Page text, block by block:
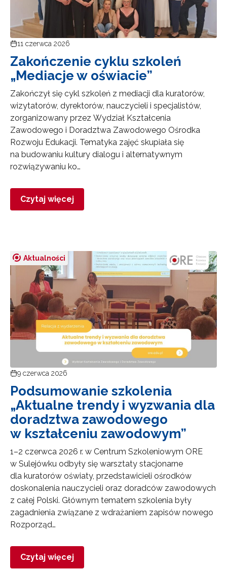
11 czerwca 2026
Zakończenie cyklu szkoleń
„Mediacje w oświacie”
Zakończył się cykl szkoleń z mediacji dla kuratorów,
wizytatorów, dyrektorów, nauczycieli i specjalistów,
zorganizowany przez Wydział Kształcenia
Zawodowego i Doradztwa Zawodowego Ośrodka
Rozwoju Edukacji. Tematyka zajęć skupiała się
na budowaniu kultury dialogu i alternatywnym
rozwiązywaniu ko…
Czytaj więcej
Aktualności
9 czerwca 2026
Podsumowanie szkolenia
„Aktualne trendy i wyzwania dla
doradztwa zawodowego
w kształceniu zawodowym”
1–2 czerwca 2026 r. w Centrum Szkoleniowym ORE
w Sulejówku odbyły się warsztaty stacjonarne
dla kuratorów oświaty, przedstawicieli ośrodków
doskonalenia nauczycieli oraz doradców zawodowych
z całej Polski. Głównym tematem szkolenia były
zagadnienia związane z wdrażaniem zapisów nowego
Rozporząd…
Czytaj więcej